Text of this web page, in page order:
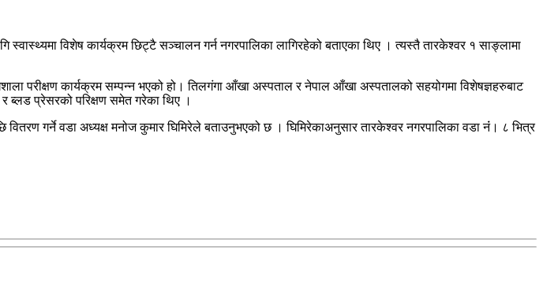
स्वास्थ्यमा विशेष कार्यक्रम छिट्टै सञ्चालन गर्न नगरपालिका लागिरहेको बताएका थिए । त्यस्तै तारकेश्वर १ साङ्लामा
परीक्षण कार्यक्रम सम्पन्न भएको हो। तिलगंगा आँखा अस्पताल र नेपाल आँखा अस्पतालको सहयोगमा विशेषज्ञहरुबाट
ब्लड प्रेसरको परिक्षण समेत गरेका थिए ।
गर्ने वडा अध्यक्ष मनोज कुमार घिमिरेले बताउनुभएको छ । घिमिरेकाअनुसार तारकेश्वर नगरपालिका वडा नंं। ८ भित्र